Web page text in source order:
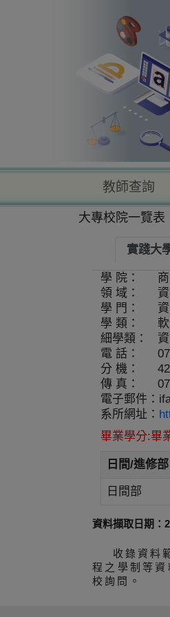
教師查詢
大專校院一覽表
實踐大
學 院：
領 域：
學 門：
學 類：
細學類：
電 話：
分 機：
傳 真：
電子郵件：
系所網址：
畢業學分:畢
日間/進修部
日間部
資料擷取日期：
收錄資料
程之學制等
校詢問。